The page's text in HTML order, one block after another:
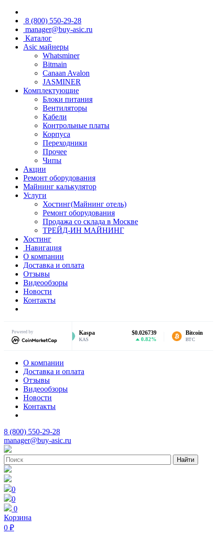
8 (800) 550-29-28
manager@buy-asic.ru
Каталог
Asic майнеры
Whatsminer
Bitmain
Canaan Avalon
JASMINER
Комплектующие
Блоки питания
Вентиляторы
Кабели
Контрольные платы
Корпуса
Переходники
Прочее
Чипы
Акции
Ремонт оборудования
Майнинг калькулятор
Услуги
Хостинг(Майнинг отель)
Ремонт оборудования
Продажа со склада в Москве
ТРЕЙД-ИН МАЙНИНГ
Хостинг
Навигация
О компании
Доставка и оплата
Отзывы
Видеообзоры
Новости
Контакты
Powered by
$31.74
2.66%
Kaspa $0.026739
KAS 0.82%
Bitcoin
BTC
О компании
Доставка и оплата
Отзывы
Видеообзоры
Новости
Контакты
8 (800) 550-29-28
manager@buy-asic.ru
Найти
0
0
0
Корзина
0 ₽